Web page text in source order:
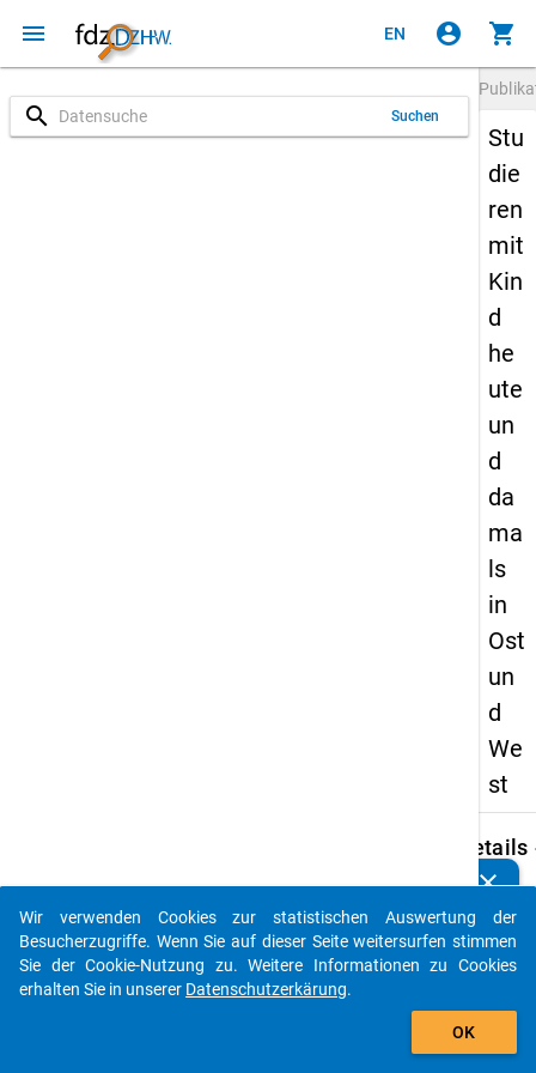
menu EN account_circle shopping_cart
search Suchen
Stu
die
ren
mit
Kin
d
he
ute
un
d
da
ma
ls
in
Ost
un
d
We
st
Details
E.
Titel:
clear
Kennen Sie Publikationen, die auf Basis unserer
Datenpakete entstanden sind? Dann teilen Sie uns diese
bitte mit...
auto_stories
Wir verwenden Cookies zur statistischen Auswertung der
Besucherzugriffe. Wenn Sie auf dieser Seite weitersurfen stimmen
Sie der Cookie-Nutzung zu. Weitere Informationen zu Cookies
erhalten Sie in unserer Datenschutzerkärung.
OK